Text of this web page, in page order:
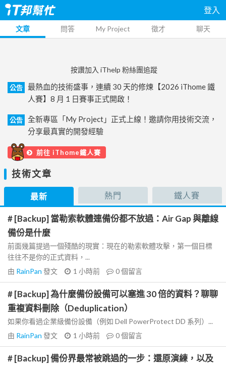
登入
文章 問答 My Project 徵才 聊天
按讚加入 iThelp 粉絲團追蹤
公告
最熱血的技術盛事，連續 30 天的修煉【2026 iThome 鐵
人賽】8 月 1 日賽事正式開啟！
公告
全新專區「My Project」正式上線！邀請你用技術交流，
分享最真實的開發經驗
前往 iThome鐵人賽
技術文章
最新 熱門 鐵人賽
# [Backup] 當勒索軟體連備份都不放過：Air Gap 與離線
備份是什麼
前面幾篇提過一個殘酷的現實：現在的勒索軟體攻擊，第一個目標
往往不是你的正式資料，...
由 RainPan 發文 1 小時前 0個留言
# [Backup] 為什麼備份設備可以塞進 30 倍的資料？聊聊
重複資料刪除（Deduplication）
如果你看過企業級備份設備（例如 Dell PowerProtect DD 系列）...
由 RainPan 發文 1 小時前 0個留言
# [Backup] 備份界最常被跳過的一步：還原演練，以及